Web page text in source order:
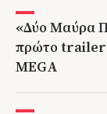
«Δύο Μαύρα
πρώτο trailer
MEGA